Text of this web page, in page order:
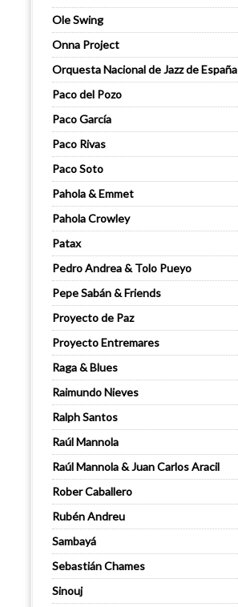
Ole Swing
Onna Project
Orquesta Nacional de Jazz de España
Paco del Pozo
Paco García
Paco Rivas
Paco Soto
Pahola & Emmet
Pahola Crowley
Patax
Pedro Andrea & Tolo Pueyo
Pepe Sabán & Friends
Proyecto de Paz
Proyecto Entremares
Raga & Blues
Raimundo Nieves
Ralph Santos
Raúl Mannola
Raúl Mannola & Juan Carlos Aracil
Rober Caballero
Rubén Andreu
Sambayá
Sebastián Chames
Sinouj